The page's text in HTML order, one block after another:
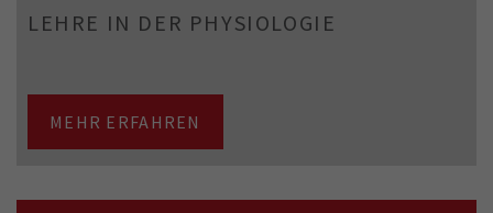
LEHRE IN DER PHYSIOLOGIE
MEHR ERFAHREN